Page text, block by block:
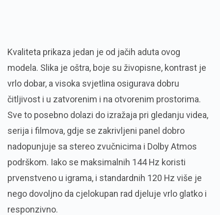
Kvaliteta prikaza jedan je od jačih aduta ovog
modela. Slika je oštra, boje su živopisne, kontrast je
vrlo dobar, a visoka svjetlina osigurava dobru
čitljivost i u zatvorenim i na otvorenim prostorima.
Sve to posebno dolazi do izražaja pri gledanju videa,
serija i filmova, gdje se zakrivljeni panel dobro
nadopunjuje sa stereo zvučnicima i Dolby Atmos
podrškom. Iako se maksimalnih 144 Hz koristi
prvenstveno u igrama, i standardnih 120 Hz više je
nego dovoljno da cjelokupan rad djeluje vrlo glatko i
responzivno.